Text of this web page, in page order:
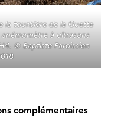
la tourbière de la Guette
à ultrasons
© Baptiste Paroissien
complémentaires